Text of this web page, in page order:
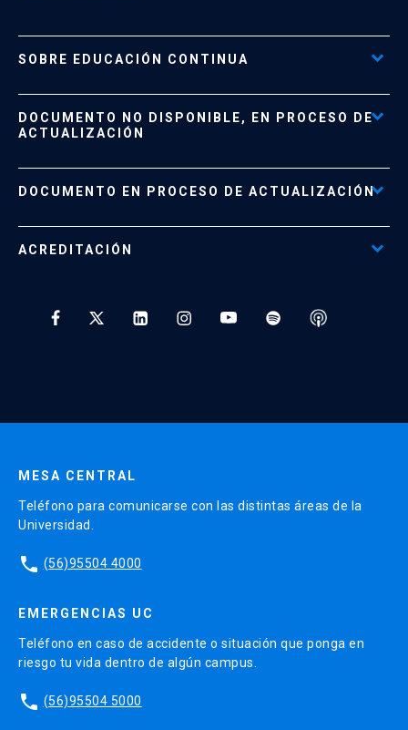
SOBRE EDUCACIÓN CONTINUA
Formas de Pago
Políticas de Retiro, Devolución e Información Importante
DOCUMENTO NO DISPONIBLE, EN PROCESO DE
ACTUALIZACIÓN
Documento No Disponible file_download
DOCUMENTO EN PROCESO DE ACTUALIZACIÓN
ACREDITACIÓN
MESA CENTRAL
Teléfono para comunicarse con las distintas áreas de la
Universidad.
phone (56)95504 4000
EMERGENCIAS UC
Teléfono en caso de accidente o situación que ponga en
riesgo tu vida dentro de algún campus.
phone (56)95504 5000